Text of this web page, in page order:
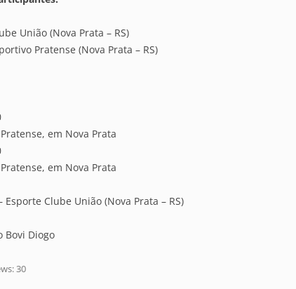
União (Nova Prata – RS)
Pratense (Nova Prata – RS)
em Nova Prata
em Nova Prata
Esporte Clube União (Nova Prata – RS)
Bovi Diogo
30